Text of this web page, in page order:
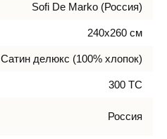
Sofi De Marko (Россия)
240х260 см
Сатин делюкс (100% хлопок)
300 ТС
Россия